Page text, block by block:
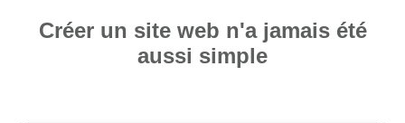
Contact
Créer un site web n'a jamais été
aussi simple